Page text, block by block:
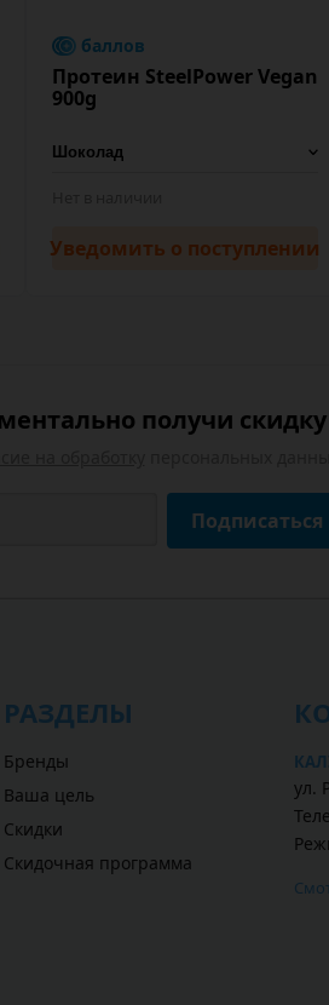
баллов
Протеин SteelPower Vegan
900g
Уведомить о поступлении
получи скидку
Подписаться
РАЗДЕЛЫ
Бренды
Ваша цель
Скидки
Скидочная программа
ул.